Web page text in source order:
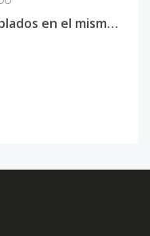
Alquiler apartamentos amueblados en el mismo downtown de punta cana